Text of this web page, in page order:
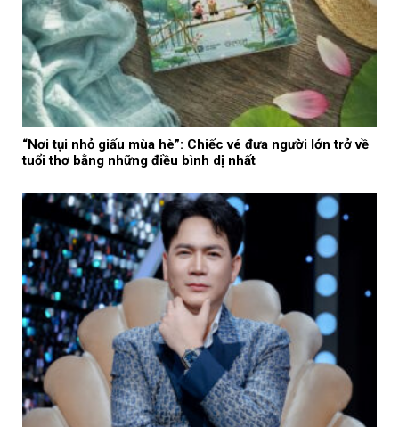
“Nơi tụi nhỏ giấu mùa hè”: Chiếc vé đưa người lớn trở về
tuổi thơ bằng những điều bình dị nhất